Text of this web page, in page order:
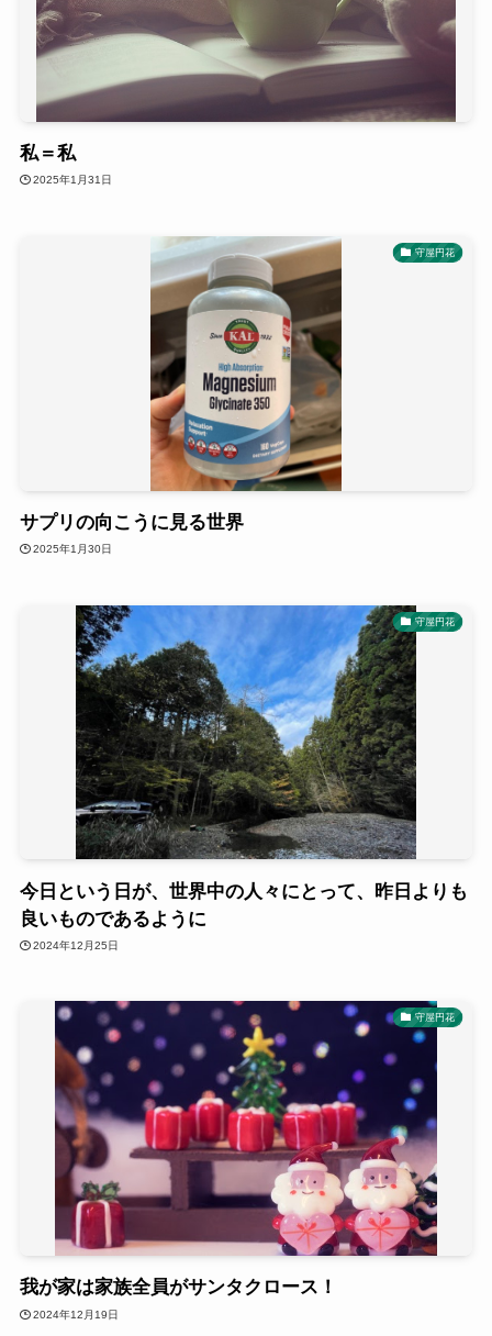
私＝私
2025年1月31日
守屋円花
サプリの向こうに見る世界
2025年1月30日
守屋円花
今日という日が、世界中の人々にとって、昨日よりも
良いものであるように
2024年12月25日
守屋円花
我が家は家族全員がサンタクロース！
2024年12月19日